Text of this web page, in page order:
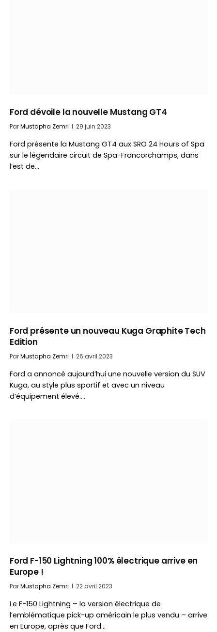
Ford dévoile la nouvelle Mustang GT4
ParMustapha Zemri 29 juin 2023
Ford présente la Mustang GT4 aux SRO 24 Hours of Spa
sur le légendaire circuit de Spa-Francorchamps, dans
l’est de…
Ford présente un nouveau Kuga Graphite Tech
Edition
ParMustapha Zemri 26 avril 2023
Ford a annoncé aujourd’hui une nouvelle version du SUV
Kuga, au style plus sportif et avec un niveau
d’équipement élevé.…
Ford F-150 Lightning 100% électrique arrive en
Europe !
ParMustapha Zemri 22 avril 2023
Le F-150 Lightning – la version électrique de
l’emblématique pick-up américain le plus vendu – arrive
en Europe, après que Ford…